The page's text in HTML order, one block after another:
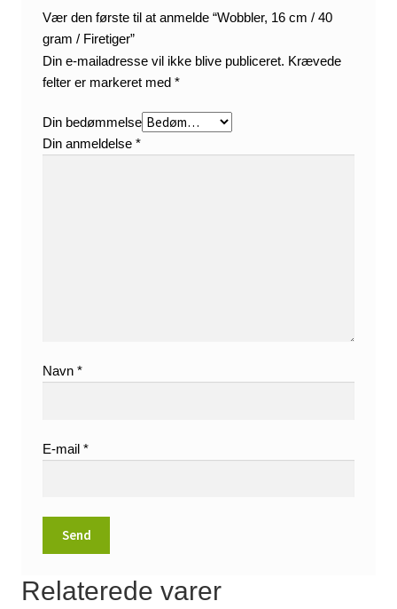
Vær den første til at anmelde “Wobbler, 16 cm / 40
gram / Firetiger”
Din e-mailadresse vil ikke blive publiceret. Krævede
felter er markeret med*
Din bedømmelse
Din anmeldelse*
Navn*
E-mail*
Relaterede varer